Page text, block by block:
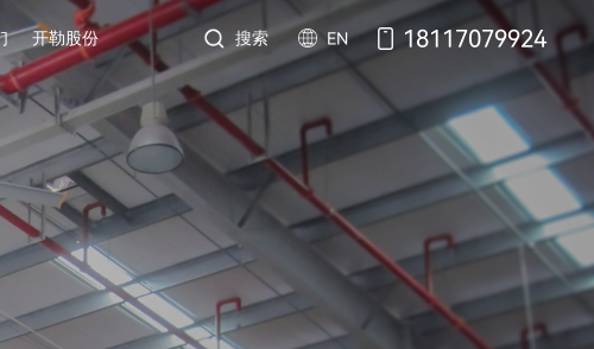
开勒股份 搜索 EN 18117079924